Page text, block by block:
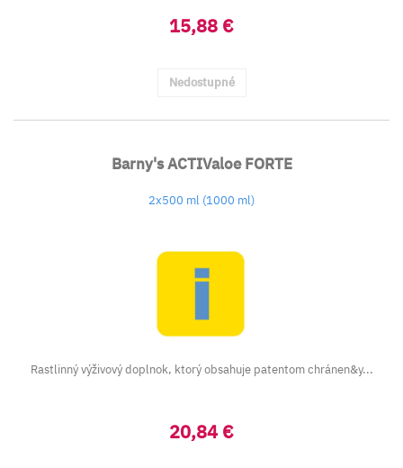
15,88 €
Nedostupné
Barny's ACTIValoe FORTE
2x500 ml (1000 ml)
Rastlinný výživový doplnok, ktorý obsahuje patentom chránen&y...
20,84 €